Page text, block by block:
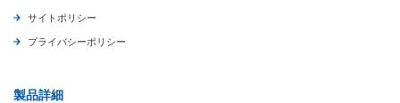
サイトポリシー
プライバシーポリシー
製品詳細